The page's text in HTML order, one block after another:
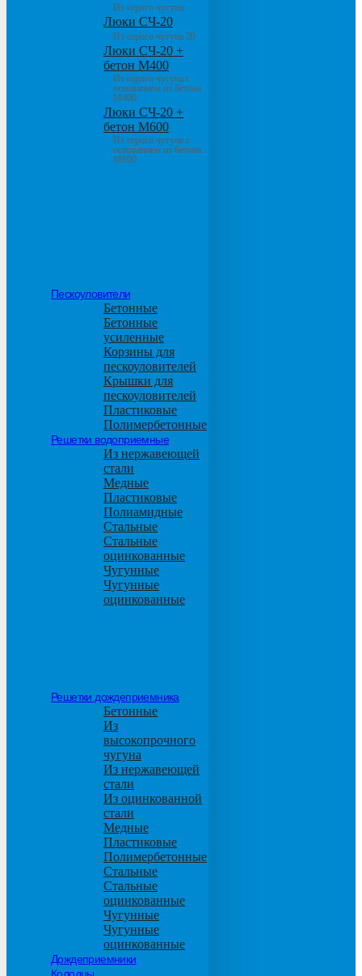
Из серого чугуна
Люки СЧ-20
Из серого чугуна 20
Люки СЧ-20 +
бетон М400
Из серого чугуна с
основанием из бетона
М400
Люки СЧ-20 +
бетон М600
Из серого чугуна с
основанием из бетона
М600
Пескоуловители
Бетонные
Бетонные
усиленные
Корзины для
пескоуловителей
Крышки для
пескоуловителей
Пластиковые
Полимербетонные
Решетки водоприемные
Из нержавеющей
стали
Медные
Пластиковые
Полиамидные
Стальные
Стальные
оцинкованные
Чугунные
Чугунные
оцинкованные
Решетки дождеприемника
Бетонные
Из
высокопрочного
чугуна
Из нержавеющей
стали
Из оцинкованной
стали
Медные
Пластиковые
Полимербетонные
Стальные
Стальные
оцинкованные
Чугунные
Чугунные
оцинкованные
Дождеприемники